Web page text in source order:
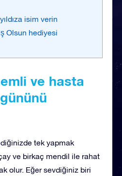
isim verin
Olsun hediyesi
ve hasta
tek yapmak
ve birkaç mendil ile rahat
olur. Eğer sevdiğiniz biri